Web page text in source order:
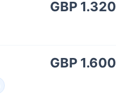
GBP 1.320
GBP 1.600